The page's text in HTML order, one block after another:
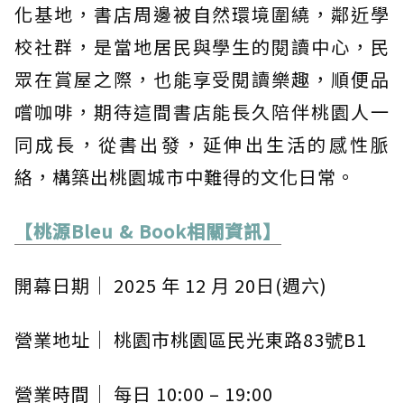
化基地，書店周邊被自然環境圍繞，鄰近學
校社群，是當地居民與學生的閱讀中心，民
眾在賞屋之際，也能享受閱讀樂趣，順便品
嚐咖啡，期待這間書店能長久陪伴桃園人一
同成長，從書出發，延伸出生活的感性脈
絡，構築出桃園城市中難得的文化日常。
【桃源Bleu & Book相關資訊】
開幕日期｜ 2025 年 12 月 20日(週六)
營業地址｜ 桃園市桃園區民光東路83號B1
營業時間｜ 每日 10:00 – 19:00